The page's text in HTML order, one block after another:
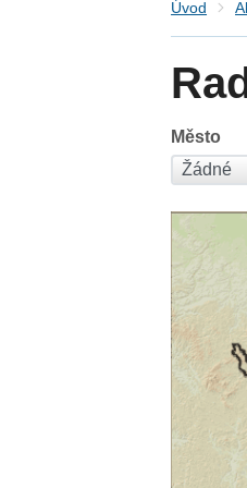
Úvod
Město